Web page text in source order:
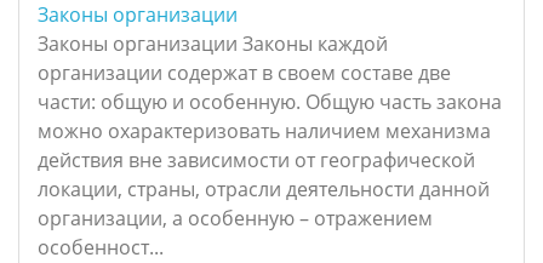
Законы организации
Законы организации Законы каждой
организации содержат в своем составе две
части: общую и особенную. Общую часть закона
можно охарактеризовать наличием механизма
действия вне зависимости от географической
локации, страны, отрасли деятельности данной
организации, а особенную – отражением
особенност...